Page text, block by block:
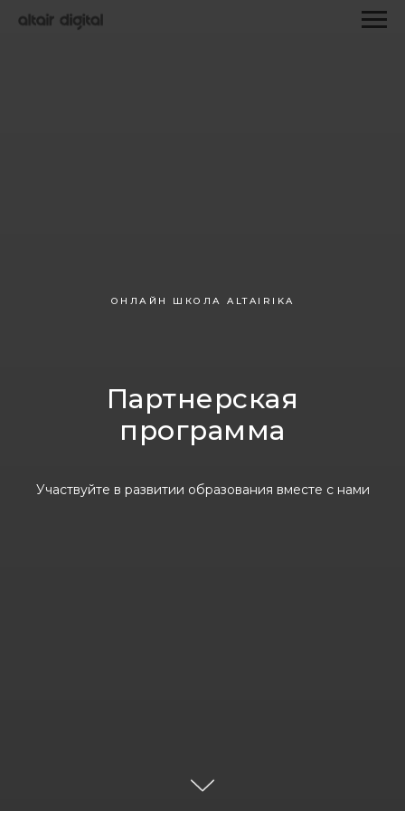
ОНЛАЙН ШКОЛА ALTAIRIKA
Партнерская
программа
Участвуйте в развитии образования вместе с нами